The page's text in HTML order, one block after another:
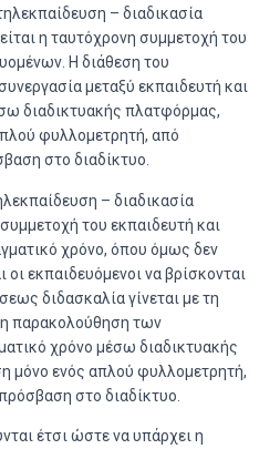
– διαδικασία
η ταυτόχρονη συμμετοχή του
Η διάθεση του
μεταξύ εκπαιδευτή και
διαδικτυακής πλατφόρμας,
φυλλομετρητή, από
στο διαδίκτυο.
– διαδικασία
του εκπαιδευτή και
χρόνο, όπου όμως δεν
οι εκπαιδευόμενοι να βρίσκονται
διδασκαλία γίνεται με τη
παρακολούθηση των
χρόνο μέσω διαδικτυακής
μόνο ενός απλού φυλλομετρητή,
στο διαδίκτυο.
έτσι ώστε να υπάρχει η